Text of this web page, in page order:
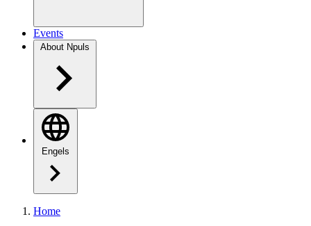
Events
About Npuls
Engels
Home